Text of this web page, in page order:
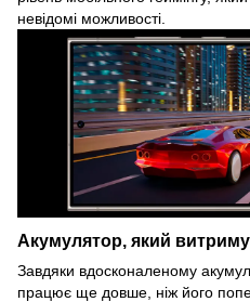
невідомі можливості.
Акумулятор, який
Завдяки вдосконаленому
працює ще довше, ніж його